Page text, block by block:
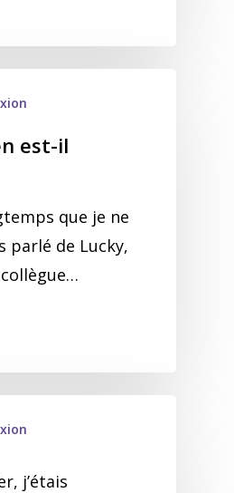
est-il
que je ne
parlé de Lucky,
j’étais